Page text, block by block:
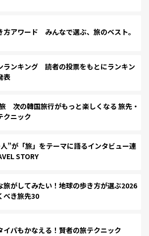
方アワード みんなで選ぶ、旅のベスト。
ランキング 読者の投票をもとにランキン
表
次の韓国旅行がもっと楽しくなる 旅先・
クニック
”が「旅」をテーマに語るインタビュー連
STORY
旅がしてみたい！地球の歩き方が選ぶ2026
べき旅先30
イパもかなえる！賢者の旅テクニック